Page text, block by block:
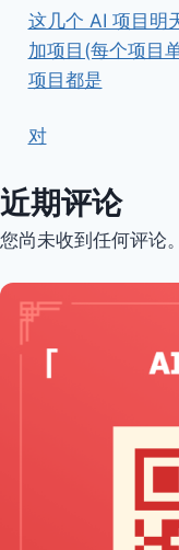
这几个 AI 项目明
加项目(每个项目
项目都是
对
近期评论
您尚未收到任何评论。